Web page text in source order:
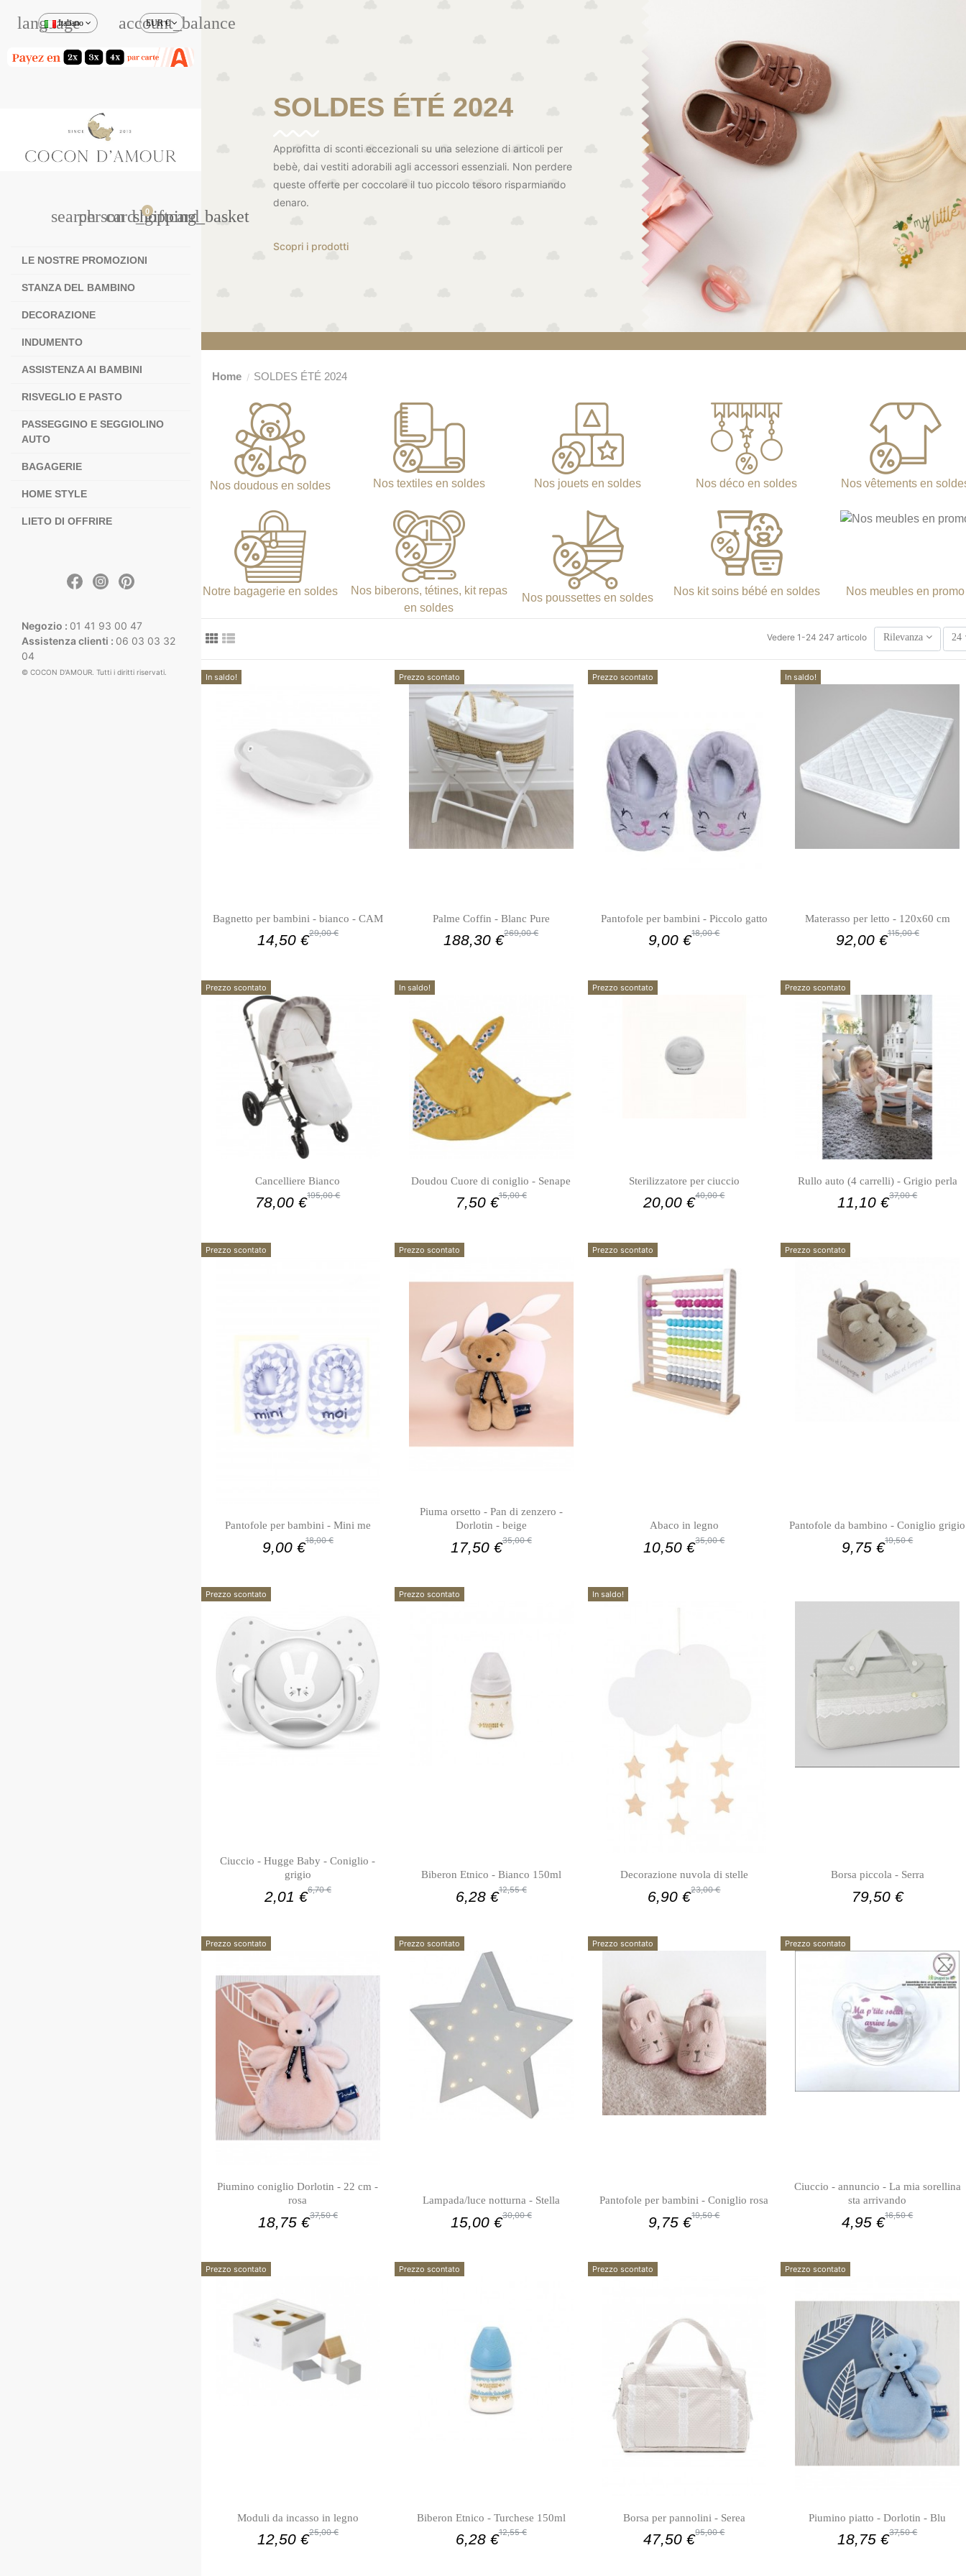
language
Italiano account_balance
EUR €
searchpersoncard_giftcard
shopping_basket
0
LE NOSTRE PROMOZIONI
STANZA DEL BAMBINO
DECORAZIONE
INDUMENTO
ASSISTENZA AI BAMBINI
RISVEGLIO E PASTO
PASSEGGINO E SEGGIOLINO
AUTO
BAGAGERIE
HOME STYLE
LIETO DI OFFRIRE
Negozio : 01 41 93 00 47
Assistenza clienti : 06 03 03 32
04
© COCON D'AMOUR. Tutti i diritti riservati.
SOLDES ÉTÉ 2024
Approfitta di sconti eccezionali su una selezione di articoli per
bebè, dai vestiti adorabili agli accessori essenziali. Non perdere
queste offerte per coccolare il tuo piccolo tesoro risparmiando
denaro.
Scopri i prodotti
Home SOLDES ÉTÉ 2024
Nos doudous en soldes Nos textiles en soldes Nos jouets en soldes Nos déco en soldes Nos vêtements en
Notre bagagerie en soldes
Nos biberons, tétines, kit repas
en soldes
Nos poussettes en soldes
Nos kit soins bébé en soldes Nos meubles en promo
Vedere 1-24 247 articolo Rilevanza 24
In saldo!
Bagnetto per bambini - bianco - CAM
14,50 €29,00 €
Prezzo scontato
Palme Coffin - Blanc Pure
188,30 €269,00 €
Prezzo scontato
Pantofole per bambini - Piccolo gatto
9,00 €18,00 €
In saldo!
Materasso per letto - 120x60 cm
92,00 €115,00 €
Prezzo scontato
Cancelliere Bianco
78,00 €195,00 €
In saldo!
Doudou Cuore di coniglio - Senape
7,50 €15,00 €
Prezzo scontato
Sterilizzatore per ciuccio
20,00 €40,00 €
Prezzo scontato
Rullo auto (4 carrelli) - Grigio perla
11,10 €37,00 €
Prezzo scontato
Pantofole per bambini - Mini me
9,00 €18,00 €
Prezzo scontato
Piuma orsetto - Pan di zenzero -
Dorlotin - beige
17,50 €35,00 €
Prezzo scontato
Abaco in legno
10,50 €35,00 €
Prezzo scontato
Pantofole da bambino - Coniglio grigio
9,75 €19,50 €
Prezzo scontato
Ciuccio - Hugge Baby - Coniglio -
grigio
2,01 €6,70 €
Prezzo scontato
Biberon Etnico - Bianco 150ml
6,28 €12,55 €
In saldo!
Decorazione nuvola di stelle
6,90 €23,00 €
Borsa piccola - Serra
79,50 €
Prezzo scontato
Piumino coniglio Dorlotin - 22 cm -
rosa
18,75 €37,50 €
Prezzo scontato
Lampada/luce notturna - Stella
15,00 €30,00 €
Prezzo scontato
Pantofole per bambini - Coniglio rosa
9,75 €19,50 €
Prezzo scontato
Ciuccio - annuncio - La mia sorellina
sta arrivando
4,95 €16,50 €
Prezzo scontato
Moduli da incasso in legno
12,50 €25,00 €
Prezzo scontato
Biberon Etnico - Turchese 150ml
6,28 €12,55 €
Prezzo scontato
Borsa per pannolini - Serea
47,50 €95,00 €
Prezzo scontato
Piumino piatto - Dorlotin - Blu
18,75 €37,50 €